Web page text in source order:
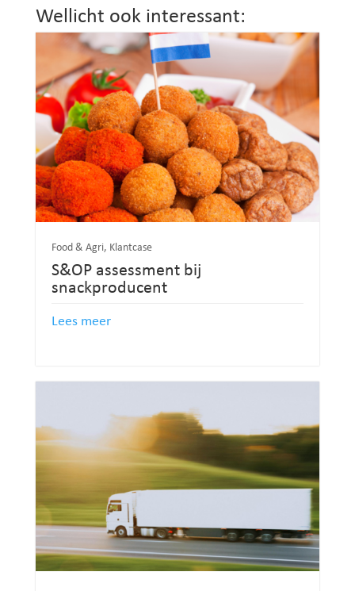
Wellicht ook interessant:
Food & Agri, Klantcase
S&OP assessment bij
snackproducent
Lees meer